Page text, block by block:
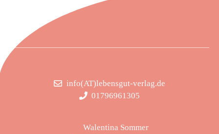
info(AT)lebensgut-verlag.de
01796961305
Walentina Sommer